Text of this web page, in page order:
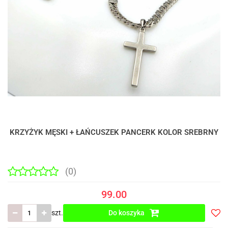
KRZYŻYK MĘSKI + ŁAŃCUSZEK PANCERK KOLOR SREBRNY
(0)
99.00
szt. Do koszyka